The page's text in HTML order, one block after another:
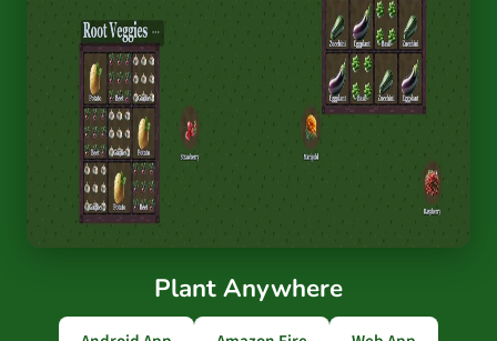
Plant Anywhere